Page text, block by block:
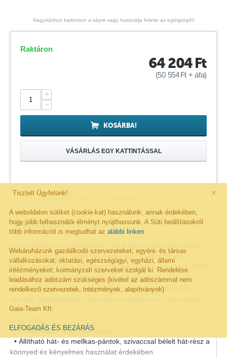
×
Tisztelt Ügyfelünk!
A weboldalon sütiket (cookie-kat) használunk, annak érdekében,
hogy jobb felhasználói élményt nyújthassunk. A Süti beállításokról
több információt is megtudhat az alábbi linken.
Webáruházunk gazdálkodó szervezeteket; egyéni- és társas
vállalkozásokat; oktatási, egészségügyi, egyházi, állami
intézményeket; kormányzati szerveket szolgál ki. Rendelése
leadásához adószám szükséges (kivétel az adószámmal nem
rendelkező szervezetek, intézmények, alapítványok).
Gaia-Team Kft.
ELFOGADÁS ÉS BEZÁRÁS
Nagyításhoz kattintson a képre vagy használja felette az egérgörgőt!
Raktáron
64 204Ft
(50 554Ft + áfa)
+
−
KOSÁRBA!
VÁSÁRLÁS EGY KATTINTÁSSAL
Kivánságlistára rakom
Részletes leírás
készült hátizsák. A bélelt belső rész és az eltávolítható
térelválasztók nagy védelmet biztosítanak a kamerának. A B10
táska alapanyaga erős, tartós, vízálló gyöngyvászon. Az
állítható hát- és mellkas-pántoknak, szivaccsal bélelt hát-
• Eltávolítható térelválasztókkal
• Állítható hát- és mellkas-pántok, szivaccsal bélelt hát-rész a
könnyed és kényelmes használat érdekében.